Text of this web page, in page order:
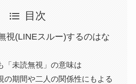
目次
視(LINEスルー)するのはな
「未読無視」の意味は
の期間や二人の関係性にもよる